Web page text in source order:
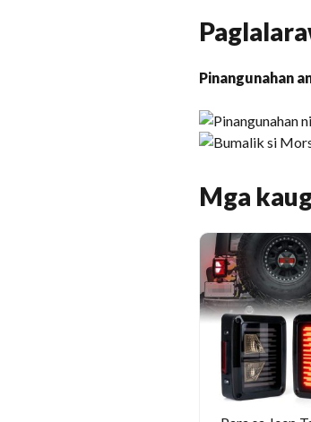
Pinangunahan
Mga